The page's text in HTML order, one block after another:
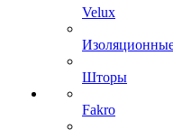
Velux
Шторы
Fakro